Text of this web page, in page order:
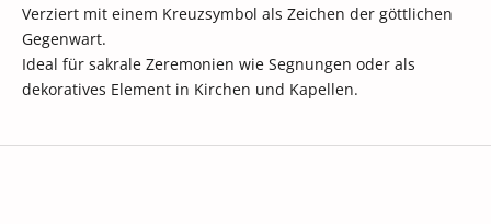
Verziert mit einem Kreuzsymbol als Zeichen der göttlichen
Gegenwart.
Ideal für sakrale Zeremonien wie Segnungen oder als
dekoratives Element in Kirchen und Kapellen.